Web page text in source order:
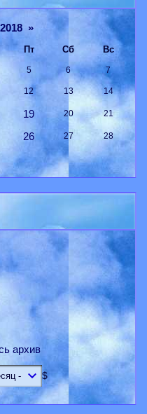
»
Пт Сб Вс
5 6 7
12 13 14
19 20 21
26 27 28
архив
$